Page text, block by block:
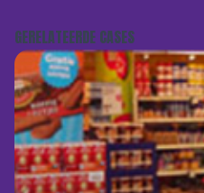
GERELATEERDE CASES